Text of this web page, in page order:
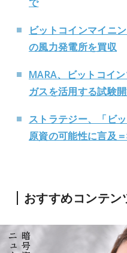
ビットコインマイニ
の風力発電所を買収
MARA、ビットコイ
ガスを活用する試験
ストラテジー、「ビ
原資の可能性に言及
おすすめコンテン